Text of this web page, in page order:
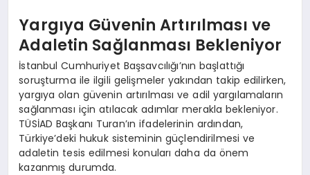
Yargıya Güvenin Artırılması ve
Adaletin Sağlanması Bekleniyor
İstanbul Cumhuriyet Başsavcılığı’nın başlattığı
soruşturma ile ilgili gelişmeler yakından takip edilirken,
yargıya olan güvenin artırılması ve adil yargılamaların
sağlanması için atılacak adımlar merakla bekleniyor.
TÜSİAD Başkanı Turan’ın ifadelerinin ardından,
Türkiye’deki hukuk sisteminin güçlendirilmesi ve
adaletin tesis edilmesi konuları daha da önem
kazanmış durumda.